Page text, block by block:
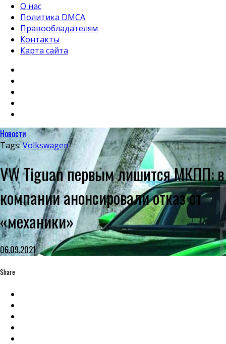
О нас
Политика DMCA
Правообладателям
Контакты
Карта сайта
Новости
Tags:Volkswagen
VW Tiguan первым лишится МКПП: в
компании анонсировали отказ от
«механики»
06.09.2021
Share